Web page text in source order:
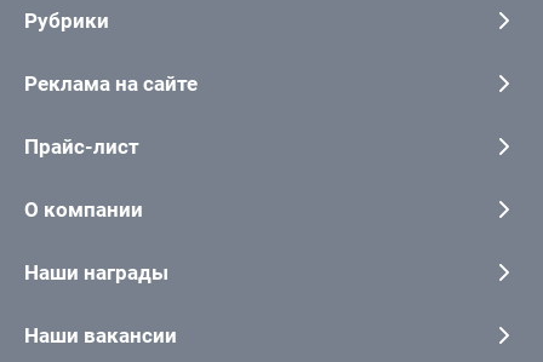
Рубрики
Реклама на сайте
Прайс-лист
О компании
Наши награды
Наши вакансии